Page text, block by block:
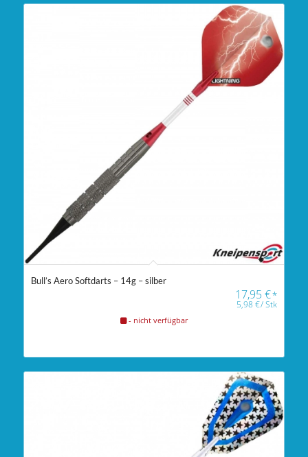
Bull’s Aero Softdarts – 14g – silber
17,95€*
5,98€/Stk
- nicht verfügbar